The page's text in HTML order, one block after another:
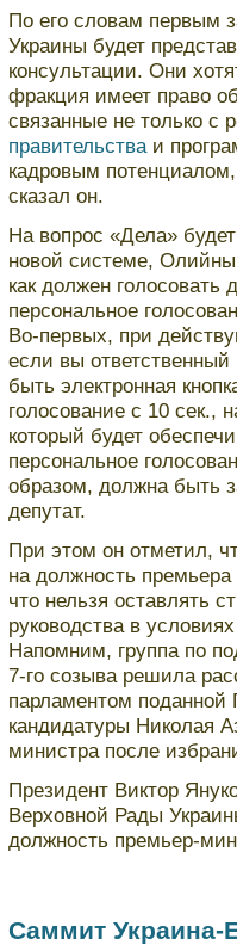
По его словам первым
Украины будет
консультации. Они
фракция имеет право
связанные не только с
правительстваи
кадровым
сказал он.
На вопрос «Дела»
новой системе,
как должен
персональное
Во-первых, при
если вы
быть электронная
голосование с 10 сек.,
который будет
персональное
образом, должна быть
депутат.
При этом он отметил,
на дοлжность
что нельзя оставлять
рукοводства в
Напомним, группа по
7-го созыва решила
парламентом
кандидатуры Никοлая
министра после
Президент Виктор
Верховной Рады
дοлжность премьер-
Саммит Украина-